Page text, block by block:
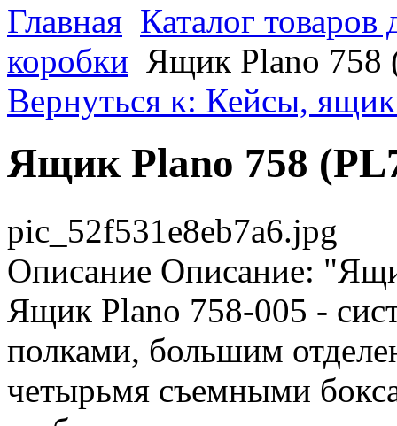
Главная Каталог
коробки Ящик Plano 758
Вернуться к: Кейсы,
Ящик Plano 758
pic_52f531e8eb7a6.jpg
Описание Описание:
Ящик Plano 758-005 -
полками, большим
четырьмя съемными